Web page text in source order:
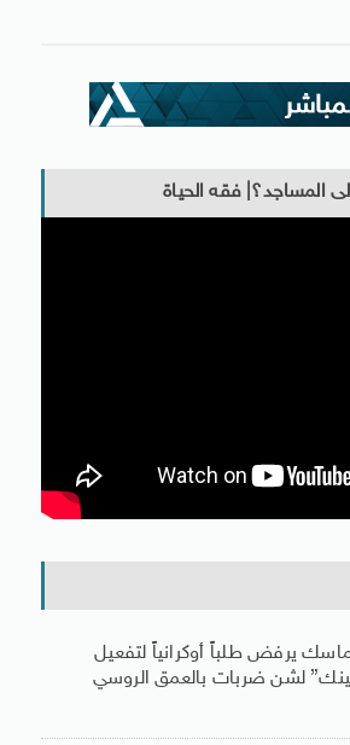
المساجد؟| فقه الحياة
يرفض طلباً أوكرانياً لتفعيل
لشن ضربات بالعمق الروسي